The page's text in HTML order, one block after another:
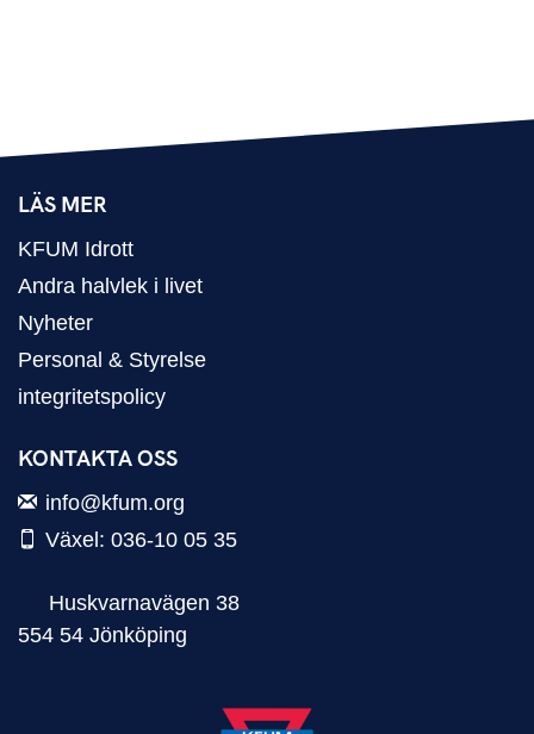
LÄS MER
KFUM Idrott
Andra halvlek i livet
Nyheter
Personal & Styrelse
integritetspolicy
KONTAKTA OSS
info@kfum.org
Växel: 036-10 05 35
Huskvarnavägen 38
554 54 Jönköping